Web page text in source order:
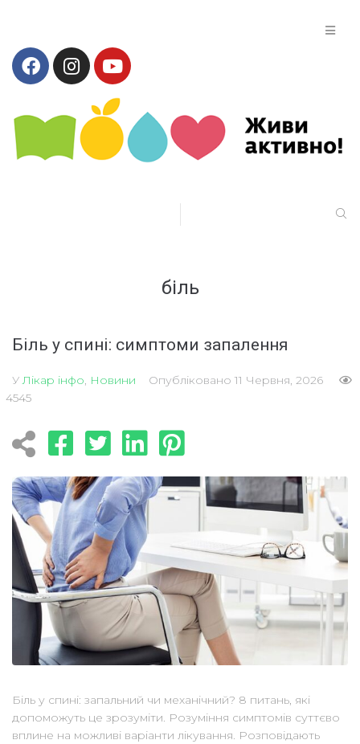
біль
Біль у спині: симптоми запалення
У Лікар інфо Новини Опубліковано 11 Червня, 2026
4545
Біль у спині: запальний чи механічний? 8 питань, які
допоможуть це зрозуміти. Розуміння симптомів суттєво
вплине на можливі варіанти лікування. Розповідають